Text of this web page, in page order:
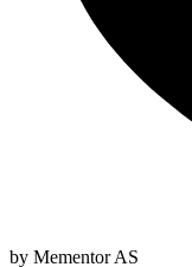
by Mementor AS